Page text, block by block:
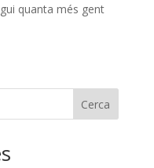
quanta més gent
Cerca